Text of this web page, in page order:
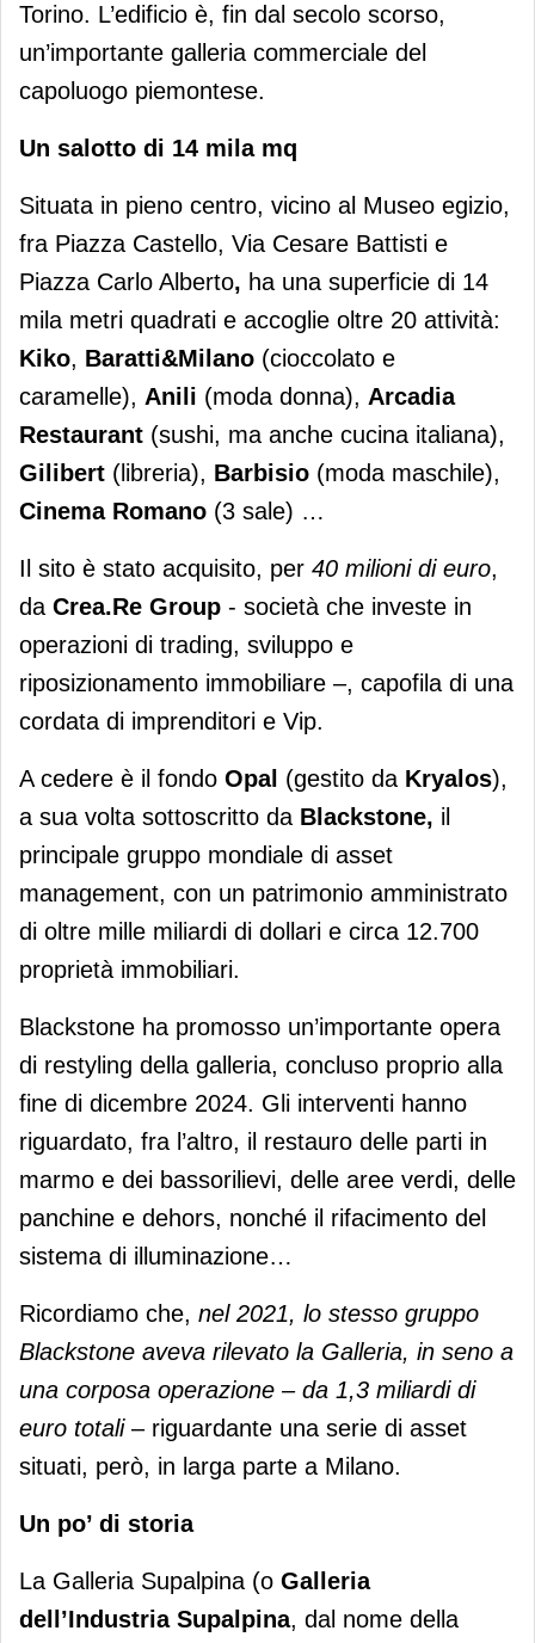
Torino. L’edificio è, fin dal secolo scorso,
un’importante galleria commerciale del
capoluogo piemontese.
Un salotto di 14 mila mq
Situata in pieno centro, vicino al Museo egizio,
fra Piazza Castello, Via Cesare Battisti e
Piazza Carlo Alberto, ha una superficie di 14
mila metri quadrati e accoglie oltre 20 attività:
Kiko, Baratti&Milano (cioccolato e
caramelle), Anili (moda donna), Arcadia
Restaurant (sushi, ma anche cucina italiana),
Gilibert (libreria), Barbisio (moda maschile),
Cinema Romano (3 sale) …
Il sito è stato acquisito, per 40 milioni di euro,
da Crea.Re Group - società che investe in
operazioni di trading, sviluppo e
riposizionamento immobiliare –, capofila di una
cordata di imprenditori e Vip.
A cedere è il fondo Opal (gestito da Kryalos),
a sua volta sottoscritto da Blackstone, il
principale gruppo mondiale di asset
management, con un patrimonio amministrato
di oltre mille miliardi di dollari e circa 12.700
proprietà immobiliari.
Blackstone ha promosso un’importante opera
di restyling della galleria, concluso proprio alla
fine di dicembre 2024. Gli interventi hanno
riguardato, fra l’altro, il restauro delle parti in
marmo e dei bassorilievi, delle aree verdi, delle
panchine e dehors, nonché il rifacimento del
sistema di illuminazione…
Ricordiamo che, nel 2021, lo stesso gruppo
Blackstone aveva rilevato la Galleria, in seno a
una corposa operazione – da 1,3 miliardi di
euro totali– riguardante una serie di asset
situati, però, in larga parte a Milano.
Un po’ di storia
La Galleria Supalpina (o Galleria
dell’Industria Supalpina, dal nome della